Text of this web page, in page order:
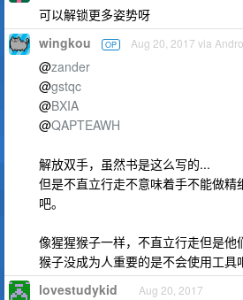
可以解锁更多姿势呀
wingkou OP Aug 20, 2017 via
@zander
@gstqc
@BXIA
@QAPTEAWH
解放双手，虽然书是这么写的...
但是不直立行走不意味着手不能做精
吧。
像猩猩猴子一样，不直立行走但是他
猴子没成为人重要的是不会使用工具
lovestudykid Aug 20, 2017